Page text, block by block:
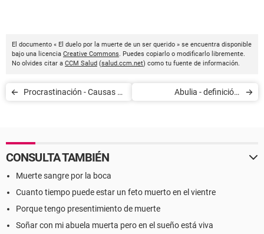
El documento « El duelo por la muerte de un ser querido » se encuentra disponible
bajo una licencia Creative Commons. Puedes copiarlo o modificarlo libremente.
No olvides citar a CCM Salud (salud.ccm.net) como tu fuente de información.
Procrastinación - Causas y
Abulia - definición,
CONSULTA TAMBIÉN
Muerte sangre por la boca
Cuanto tiempo puede estar un feto muerto en el vientre
Porque tengo presentimiento de muerte
Soñar con mi abuela muerta pero en el sueño está viva